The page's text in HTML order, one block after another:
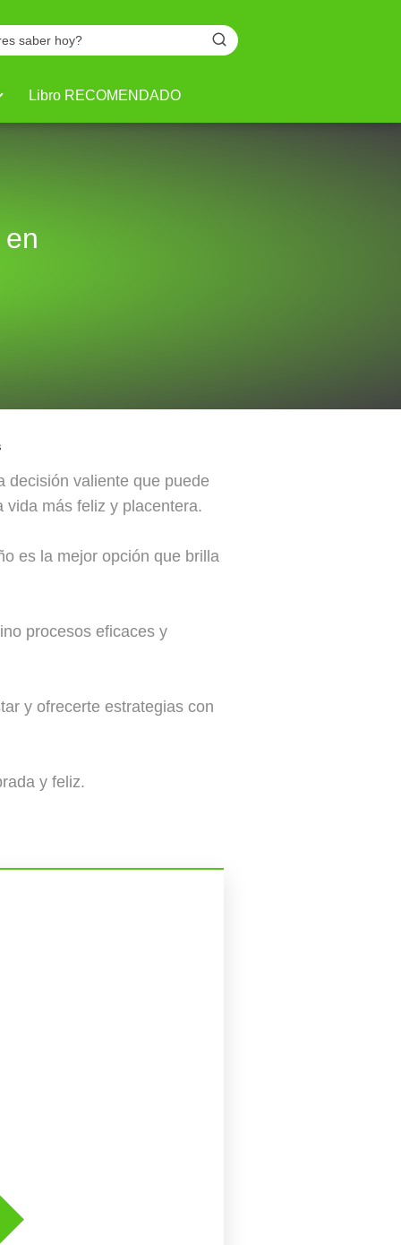
Libro RECOMENDADO
decisión valiente que puede
vida más feliz y placentera.
es la mejor opción que brilla
procesos eficaces y
y ofrecerte estrategias con
y feliz.